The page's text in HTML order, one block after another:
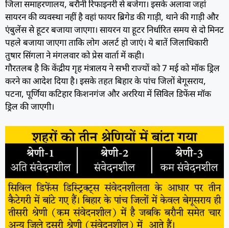
जिला समाहरणालय, बराैनी रिफाइनरी से बजेगा। इसके अलावा जहां
सायरन की व्यवस्था नहीं है वहां फायर ब्रिगेड की गाड़ी, थाने की गाड़ी और
एंबुलेंस से हूटर बजाया जाएगा। सायरन या हूटर निर्धारित समय से दो मिनट
पहले बजाया जाएगा ताकि लोग अलर्ट हो जाएं। ये बातें जिलाधिकारी
तुषार सिंगला ने मंगलवार को प्रेस वार्ता में कही।
गौरतलब है कि केंद्रीय गृह मंत्रालय ने सभी राज्यों को 7 मई को मॉक ड्रिल
करने का आदेश दिया है। इसके तहत बिहार के पांच जिलों बेगूसराय,
पटना, पूर्णिया कटिहार किशनगंज और अररिया में सिविल डिफेंस मॉक
ड्रिल की जाएगी।